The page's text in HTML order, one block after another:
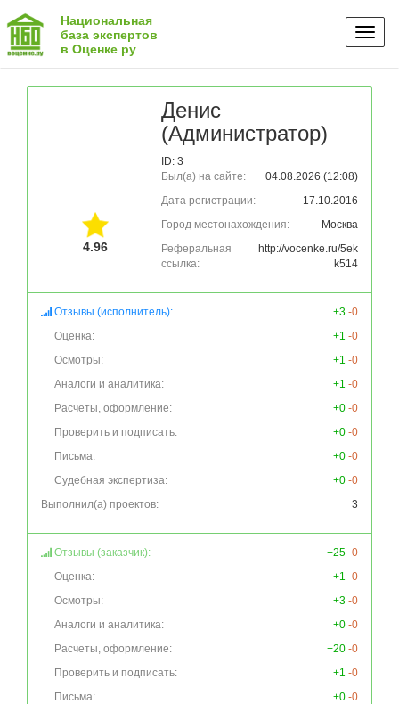
Национальная
база экспертов
в Оценке ру
4.96
Денис
(Администратор)
ID: 3
Был(а) на сайте:
04.08.2026 (12:08)
Дата регистрации:
17.10.2016
Город местонахождения:
Москва
Реферальная
ссылка:
http://vocenke.ru/5ek
k514
Отзывы (исполнитель): +3 -0
Оценка:
+1 -0
Осмотры:
+1 -0
Аналоги и аналитика:
+1 -0
Расчеты, оформление:
+0 -0
Проверить и подписать:
+0 -0
Письма:
+0 -0
Судебная экспертиза:
+0 -0
Выполнил(а) проектов:
3
Отзывы (заказчик): +25 -0
Оценка:
+1 -0
Осмотры:
+3 -0
Аналоги и аналитика:
+0 -0
Расчеты, оформление:
+20 -0
Проверить и подписать:
+1 -0
Письма:
+0 -0